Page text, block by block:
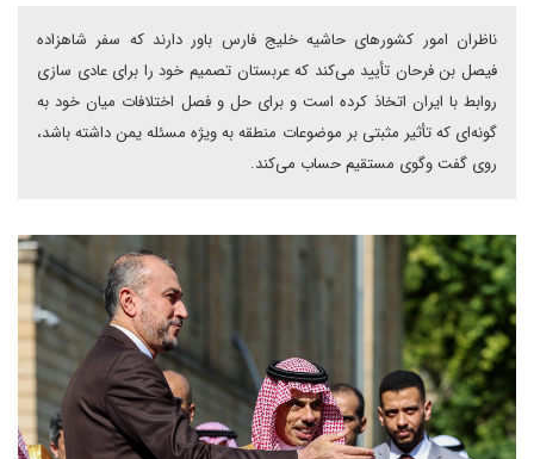
ناظران امور کشورهای حاشیه خلیج فارس باور دارند که سفر شاهزاده
فیصل بن فرحان تأیید می‌کند که عربستان تصمیم خود را برای عادی سازی
روابط با ایران اتخاذ کرده است و برای حل و فصل اختلافات میان خود به
گونه‌ای که تأثیر مثبتی بر موضوعات منطقه به ویژه مسئله یمن داشته باشد،
روی گفت وگوی مستقیم حساب می‌کند.